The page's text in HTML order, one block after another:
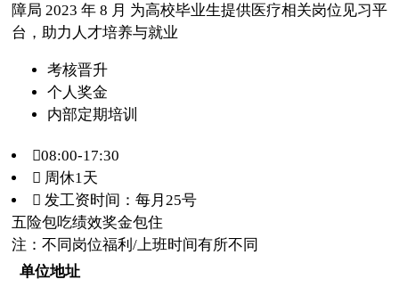
障局 2023 年 8 月 为高校毕业生提供医疗相关岗位见习平
台，助力人才培养与就业
考核晋升
个人奖金
内部定期培训
08:00-17:30
 周休1天
 发工资时间：每月25号
五险包吃绩效奖金包住
注：不同岗位福利/上班时间有所不同
单位地址